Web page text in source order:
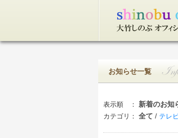
お知らせ一覧
表示順 ： 新着のお知
カテゴリ： 全て / テレ